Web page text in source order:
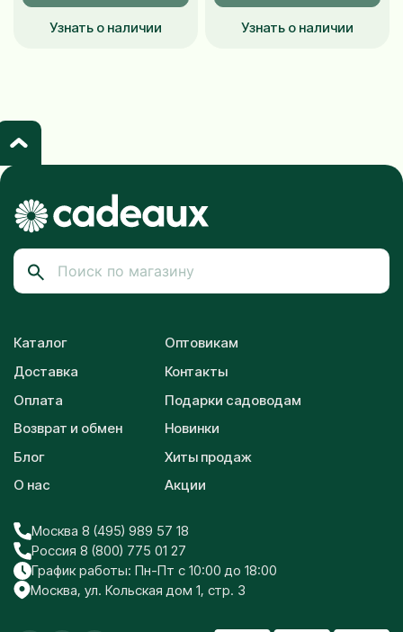
Узнать о наличии Узнать о наличии
Каталог
Доставка
Оплата
Возврат и обмен
Блог
О нас
Оптовикам
Контакты
Подарки садоводам
Новинки
Хиты продаж
Акции
Москва 8 (495) 989 57 18
Россия 8 (800) 775 01 27
График работы: Пн-Пт с 10:00 до 18:00
Москва, ул. Кольская дом 1, стр. 3